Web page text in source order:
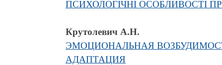
ПСИХОЛОГІЧНІ ОСОБЛИВОСТІ
Крутолевич А.Н.
ЭМОЦИОНАЛЬНАЯ
АДАПТАЦИЯ